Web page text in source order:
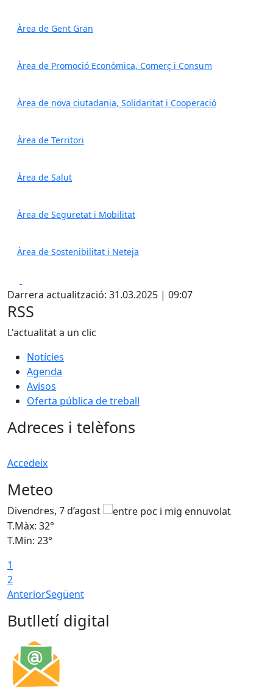
Àrea de Gent Gran
Àrea de Promoció Econòmica, Comerç i Consum
Àrea de nova ciutadania, Solidaritat i Cooperació
Àrea de Territori
Àrea de Salut
Àrea de Seguretat i Mobilitat
Àrea de Sostenibilitat i Neteja
Darrera actualització: 31.03.2025 | 09:07
RSS
L'actualitat a un clic
Notícies
Agenda
Avisos
Oferta pública de treball
Adreces i telèfons
Accedeix
Meteo
Divendres, 7 d’agost
T.Màx: 32°
T.Min: 23°
1
2
AnteriorSegüent
Butlletí digital